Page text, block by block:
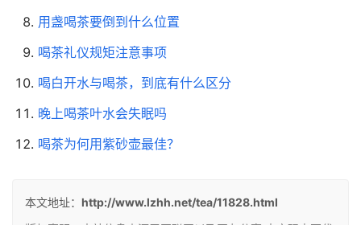
用盏喝茶要倒到什么位置
喝茶礼仪规矩注意事项
喝白开水与喝茶，到底有什么区分
晚上喝茶叶水会失眠吗
喝茶为何用紫砂壶最佳？
本文地址： http://www.lzhh.net/tea/11828.html